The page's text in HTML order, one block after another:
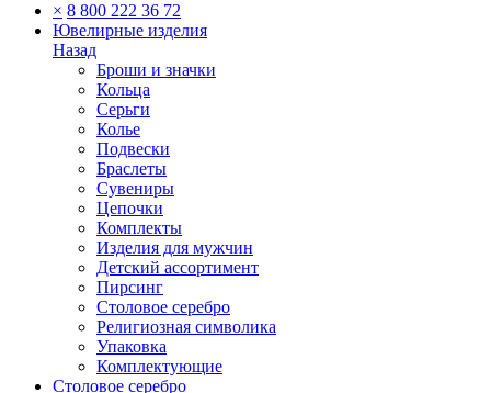
× 8 800 222 36 72
Ювелирные изделия
Назад
Броши и значки
Кольца
Серьги
Колье
Подвески
Браслеты
Сувениры
Цепочки
Комплекты
Изделия для мужчин
Детский ассортимент
Пирсинг
Столовое серебро
Религиозная символика
Упаковка
Комплектующие
Столовое серебро